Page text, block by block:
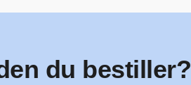
du bestiller?